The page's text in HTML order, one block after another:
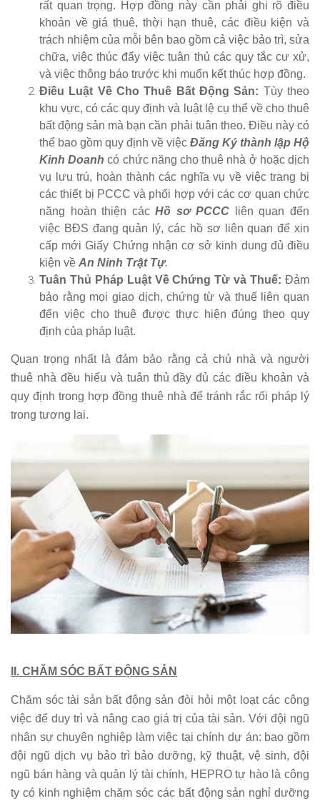
rất quan trọng. Hợp đồng này cần phải ghi rõ điều
khoản về giá thuê, thời hạn thuê, các điều kiện và
trách nhiệm của mỗi bên bao gồm cả việc bảo trì, sửa
chữa, việc thúc đẩy việc tuân thủ các quy tắc cư xử,
và việc thông báo trước khi muốn kết thúc hợp đồng.
Điều Luật Về Cho Thuê Bất Động Sản: Tùy theo
khu vực, có các quy định và luật lệ cụ thể về cho thuê
bất động sản mà bạn cần phải tuân theo. Điều này có
thể bao gồm quy định về việc Đăng Ký thành lập Hộ
Kinh Doanh có chức năng cho thuê nhà ở hoặc dịch
vụ lưu trú, hoàn thành các nghĩa vụ về việc trang bị
các thiết bị PCCC và phối hợp với các cơ quan chức
năng hoàn thiện cácHồ sơ PCCC liên quan đến
việc BĐS đang quản lý, các hồ sơ liên quan để xin
cấp mới Giấy Chứng nhận cơ sở kinh dung đủ điều
kiện về An Ninh Trật Tự.
Tuân Thủ Pháp Luật Về Chứng Từ và Thuế: Đảm
bảo rằng mọi giao dịch, chứng từ và thuế liên quan
đến việc cho thuê được thực hiện đúng theo quy
định của pháp luật.
Quan trọng nhất là đảm bảo rằng cả chủ nhà và người
thuê nhà đều hiểu và tuân thủ đầy đủ các điều khoản và
quy định trong hợp đồng thuê nhà để tránh rắc rối pháp lý
trong tương lai.
II. CHĂM SÓC BẤT ĐỘNG SẢN
Chăm sóc tài sản bất động sản đòi hỏi một loạt các công
việc để duy trì và nâng cao giá trị của tài sản. Với đội ngũ
nhân sự chuyên nghiệp làm việc tại chính dự án: bao gồm
đội ngũ dịch vụ bảo trì bảo dưỡng, kỹ thuật, vệ sinh, đội
ngũ bán hàng và quản lý tài chính, HEPRO tự hào là công
ty có kinh nghiệm chăm sóc các bất động sản nghỉ dưỡng